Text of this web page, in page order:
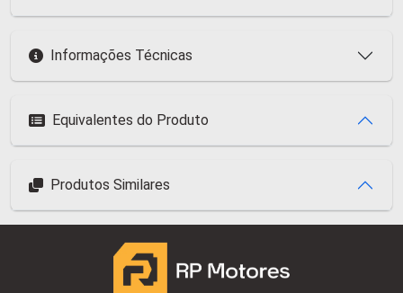
Informações Técnicas
Equivalentes do Produto
Produtos Similares